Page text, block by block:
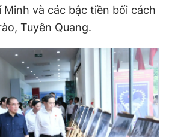
Minh và các bậc tiền bối cách
Tuyên Quang.